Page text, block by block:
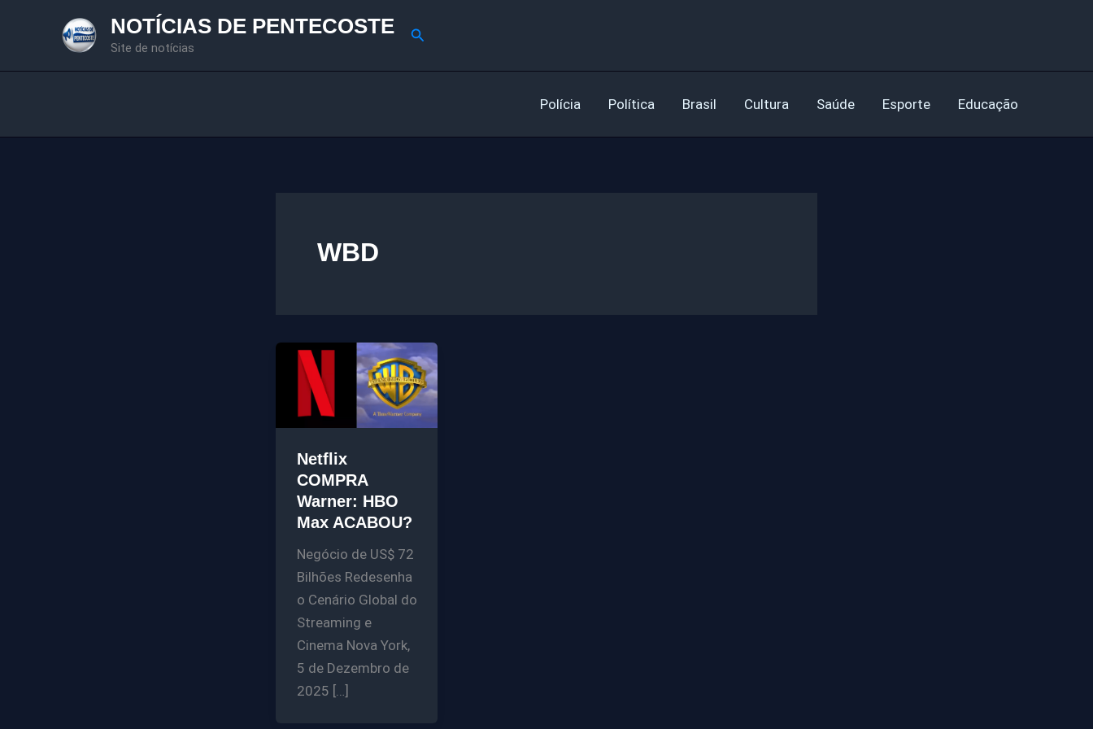
NOTÍCIAS DE PENTECOSTE
Site de notícias
Pesquisar
Polícia Política Brasil Cultura Saúde Esporte Educação
WBD
Netflix
COMPRA
Warner: HBO
Max ACABOU?
Negócio de US$ 72
Bilhões Redesenha
o Cenário Global do
Streaming e
Cinema Nova York,
5 de Dezembro de
2025 […]